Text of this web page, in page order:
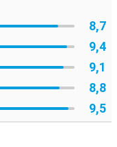
tenir toute la journée,
avez besoin de
rapide de 35 W.
votre téléphone. Vous
appareil pendant
une journée bien
8,7
9,4
9,1
8,8
9,5